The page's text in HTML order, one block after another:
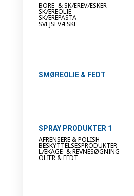
BORE- & SKÆREVÆSKER
SKÆREOLIE
SKÆREPASTA
SVEJSEVÆSKE
SMØREOLIE & FEDT
SPRAY PRODUKTER 1
AFRENSERE & POLISH
BESKYTTELSESPRODUKTER
LÆKAGE- & REVNESØGNING
OLIER & FEDT